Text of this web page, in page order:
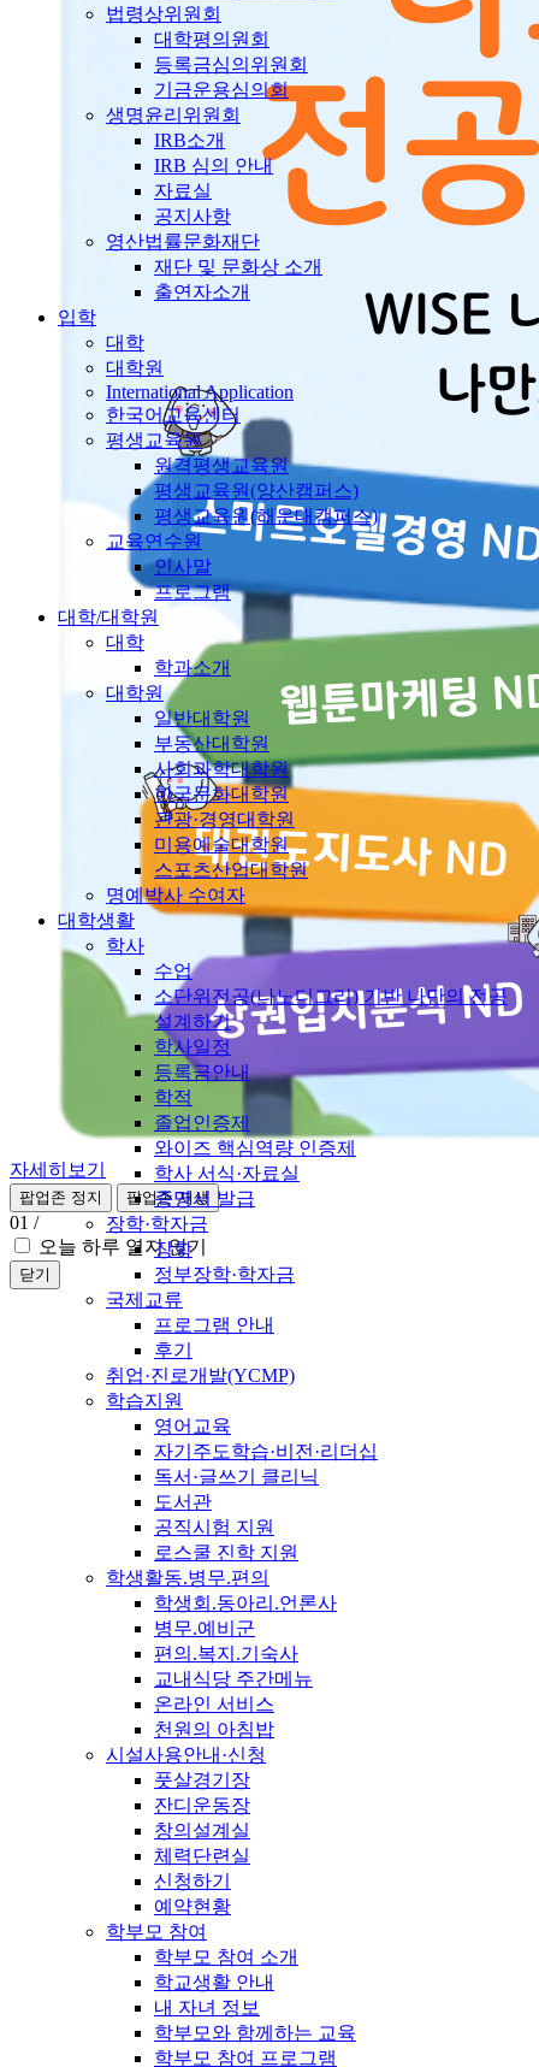
자세히보기
팝업존 정지 팝업존 재생
01 /
오늘 하루 열지 않기
닫기
법령상위원회
대학평의원회
등록금심의위원회
기금운용심의회
생명윤리위원회
IRB소개
IRB 심의 안내
자료실
공지사항
영산법률문화재단
재단 및 문화상 소개
출연자소개
입학
대학
대학원
International Application
한국어교육센터
평생교육원
원격평생교육원
평생교육원(양산캠퍼스)
평생교육원(해운대캠퍼스)
교육연수원
인사말
프로그램
대학/대학원
대학
학과소개
대학원
일반대학원
부동산대학원
사회과학대학원
한국문화대학원
관광·경영대학원
미용예술대학원
스포츠산업대학원
명예박사 수여자
대학생활
학사
수업
소단위전공(나노디그리) 기반 나만의 전공
설계하기
학사일정
등록금안내
학적
졸업인증제
와이즈 핵심역량 인증제
학사 서식·자료실
증명서 발급
장학·학자금
장학
정부장학·학자금
국제교류
프로그램 안내
후기
취업·진로개발(YCMP)
학습지원
영어교육
자기주도학습·비전·리더십
독서·글쓰기 클리닉
도서관
공직시험 지원
로스쿨 진학 지원
학생활동.병무.편의
학생회.동아리.언론사
병무.예비군
편의.복지.기숙사
교내식당 주간메뉴
온라인 서비스
천원의 아침밥
시설사용안내·신청
풋살경기장
잔디운동장
창의설계실
체력단련실
신청하기
예약현황
학부모 참여
학부모 참여 소개
학교생활 안내
내 자녀 정보
학부모와 함께하는 교육
학부모 참여 프로그램